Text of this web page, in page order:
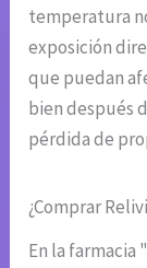
temperatura
exposición
que puedan
bien después
pérdida de
¿Comprar
En la farmacia